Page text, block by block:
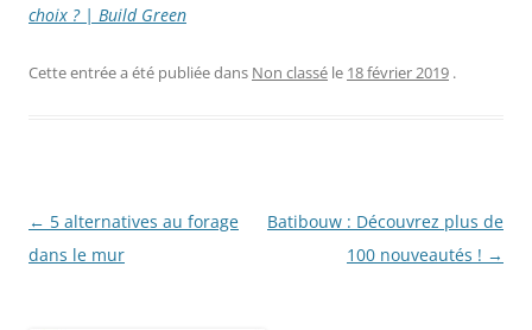
choix ? | Build Green
Cette entrée a été publiée dans Non classé le 18 février 2019 .
Navigation
des
← 5 alternatives au forage
dans le mur
Batibouw : Découvrez plus de
100 nouveautés ! →